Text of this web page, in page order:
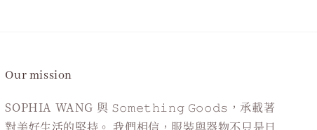
Our mission
SOPHIA WANG 與 𝚂𝚘𝚖𝚎𝚝𝚑𝚒𝚗𝚐 𝙶𝚘𝚘𝚍𝚜，承載著